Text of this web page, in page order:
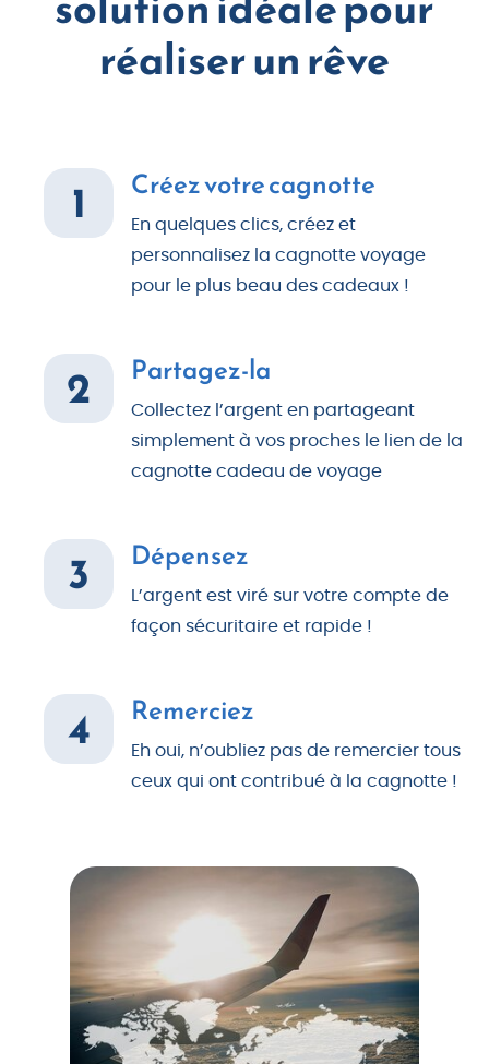
réaliser un rêve
1 Créez votre cagnotte
En quelques clics, créez et
personnalisez la cagnotte voyage
pour le plus beau des cadeaux !
2 Partagez-la
Collectez l’argent en partageant
simplement à vos proches le lien de la
cagnotte cadeau de voyage
3 Dépensez
L’argent est viré sur votre compte de
façon sécuritaire et rapide !
4 Remerciez
Eh oui, n’oubliez pas de remercier tous
ceux qui ont contribué à la cagnotte !